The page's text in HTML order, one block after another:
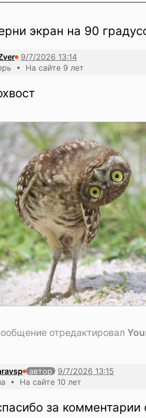
экран на 90
• На сайте 9 лет
отредактировал
автор
• На сайте 10 лет
за комментарии